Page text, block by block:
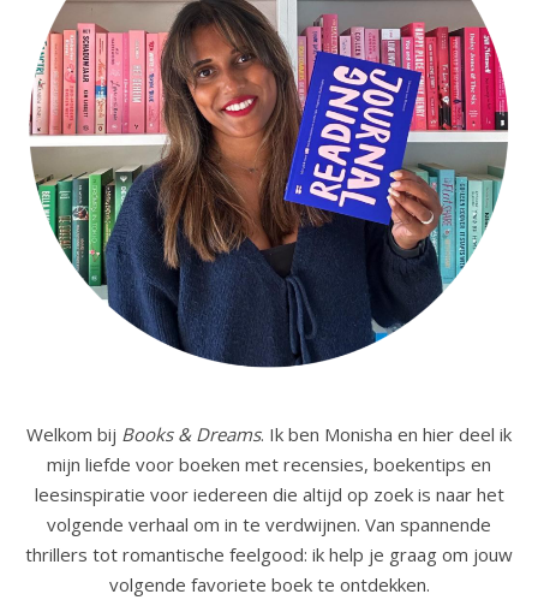
Welkom bij Books & Dreams. Ik ben Monisha en hier deel ik
mijn liefde voor boeken met recensies, boekentips en
leesinspiratie voor iedereen die altijd op zoek is naar het
volgende verhaal om in te verdwijnen. Van spannende
thrillers tot romantische feelgood: ik help je graag om jouw
volgende favoriete boek te ontdekken.